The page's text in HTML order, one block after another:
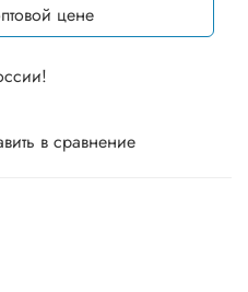
в сравнение
цене